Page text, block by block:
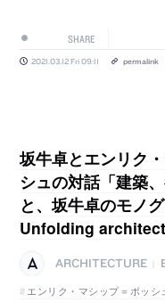
SHARE
2021.03.12 Fri 09:11 permalink
坂牛卓とエンリク
シュの対話「建築、
と、坂牛卓のモノ
Unfolding
ARCHITECTURE
エンリク・マシップ＝ボッシ